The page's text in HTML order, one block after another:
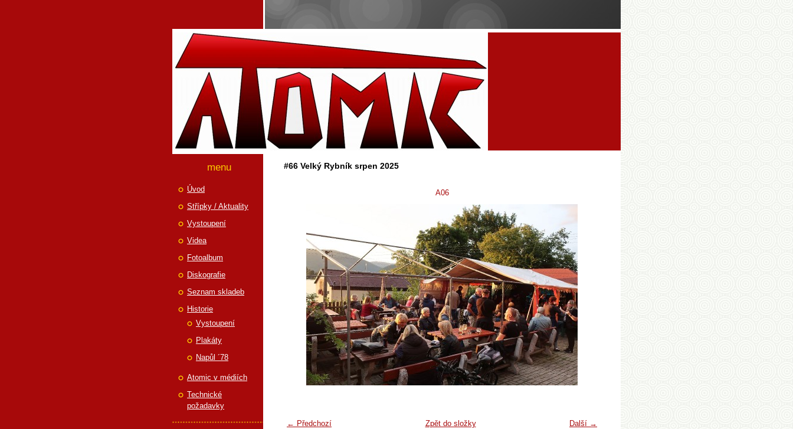
#66 Velký Rybník srpen 2025
A06
← Předchozí Další →
Zpět do složky
menu
Úvod
Střípky / Aktuality
Vystoupení
Videa
Fotoalbum
Diskografie
Seznam skladeb
Historie
Vystoupení
Plakáty
Napůl ´78
Atomic v médiích
Technické
požadavky